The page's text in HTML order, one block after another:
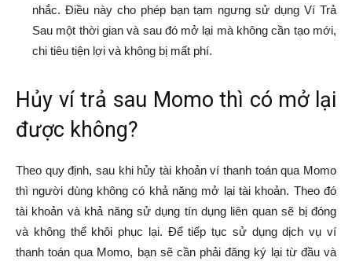
nhắc. Điều này cho phép bạn tạm ngưng sử dụng Ví Trả
Sau một thời gian và sau đó mở lại mà không cần tạo mới,
chi tiêu tiện lợi và không bị mất phí.
Hủy ví trả sau Momo thì có mở lại
được không?
Theo quy định, sau khi hủy tài khoản ví thanh toán qua Momo
thì người dùng không có khả năng mở lại tài khoản. Theo đó
tài khoản và khả năng sử dụng tín dụng liên quan sẽ bị đóng
và không thể khôi phục lại. Để tiếp tục sử dụng dịch vụ ví
thanh toán qua Momo, bạn sẽ cần phải đăng ký lại từ đầu và